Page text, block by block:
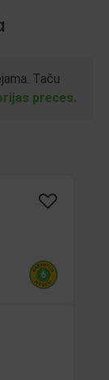
Taču
preces.